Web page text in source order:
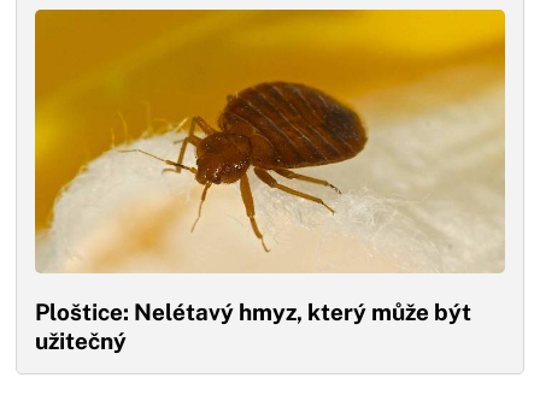
Ploštice: Nelétavý hmyz, který může být
užitečný